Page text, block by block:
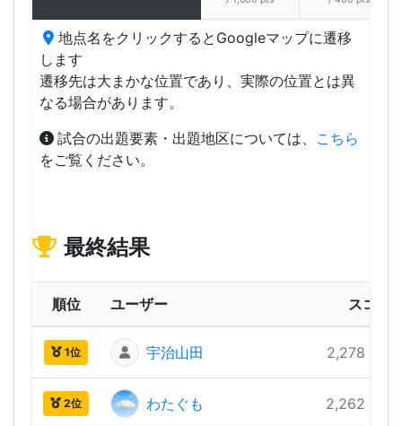
地点名をクリックするとGoogleマップに遷移
します
遷移先は大まかな位置であり、実際の位置とは異
なる場合があります。
試合の出題要素・出題地区については、 こちら
をご覧ください。
最終結果
順位 ユーザー スコア
1位 宇治山田 2,278 pts
2位 わたぐも 2,262 pts